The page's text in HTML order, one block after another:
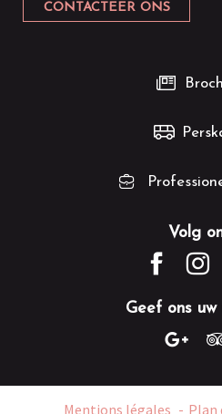
CONTACTEER ONS
Volg
Geef ons uw
Mentions légales Plan